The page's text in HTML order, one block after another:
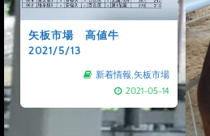
矢板市場 高値牛
2021/5/13
新着情報,矢板市場
2021-05-14